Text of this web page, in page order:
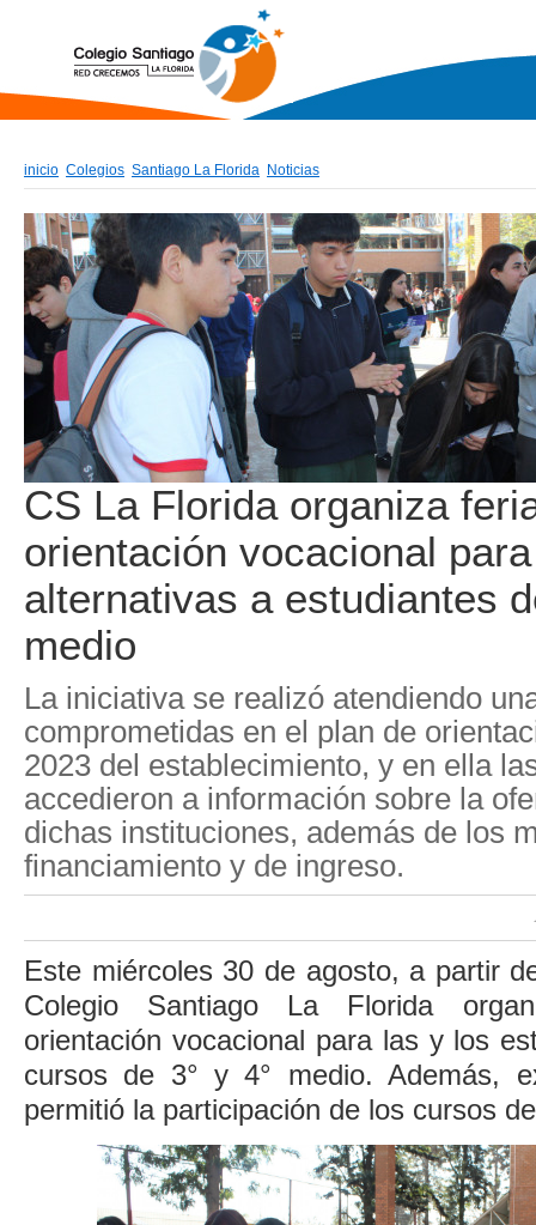
inicio Colegios Santiago La Florida Noticias
CS La Florida organiza
orientación vocacional
alternativas a estudiantes
medio
La iniciativa se realizó atendiendo
comprometidas en el plan de
2023 del establecimiento, y en ella
accedieron a información sobre la
dichas instituciones, además de los
financiamiento y de ingreso.
Este miércoles 30 de agosto, a partir
Colegio Santiago La Florida
orientación vocacional para las y los
cursos de 3° y 4° medio. Además,
permitió la participación de los cursos